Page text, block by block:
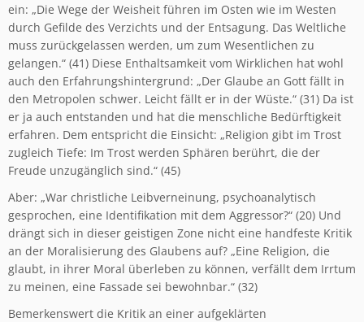
ein: „Die Wege der Weisheit führen im Osten wie im Westen
durch Gefilde des Verzichts und der Entsagung. Das Weltliche
muss zurückgelassen werden, um zum Wesentlichen zu
gelangen.“ (41) Diese Enthaltsamkeit vom Wirklichen hat wohl
auch den Erfahrungshintergrund: „Der Glaube an Gott fällt in
den Metropolen schwer. Leicht fällt er in der Wüste.“ (31) Da ist
er ja auch entstanden und hat die menschliche Bedürftigkeit
erfahren. Dem entspricht die Einsicht: „Religion gibt im Trost
zugleich Tiefe: Im Trost werden Sphären berührt, die der
Freude unzugänglich sind.“ (45)
Aber: „War christliche Leibverneinung, psychoanalytisch
gesprochen, eine Identifikation mit dem Aggressor?“ (20) Und
drängt sich in dieser geistigen Zone nicht eine handfeste Kritik
an der Moralisierung des Glaubens auf? „Eine Religion, die
glaubt, in ihrer Moral überleben zu können, verfällt dem Irrtum
zu meinen, eine Fassade sei bewohnbar.“ (32)
Bemerkenswert die Kritik an einer aufgeklärten